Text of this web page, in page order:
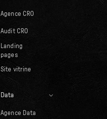
Agence CRO
Audit CRO
Landing
pages
Site vitrine
Data
Agence Data